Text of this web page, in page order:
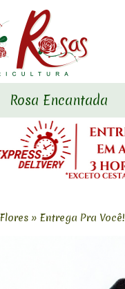
Rosa Encantada
Flores » Entrega Pra Você!